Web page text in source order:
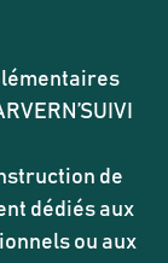
de
dédiés aux
ou aux